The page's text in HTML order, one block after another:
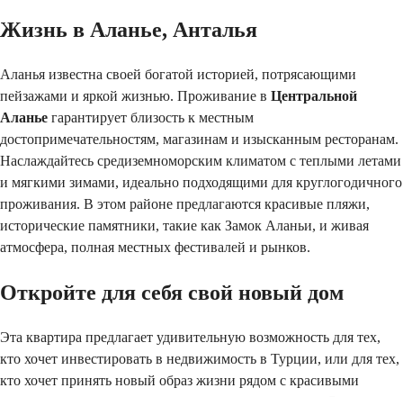
Жизнь в Аланье, Анталья
Аланья известна своей богатой историей, потрясающими
пейзажами и яркой жизнью. Проживание в Центральной
Аланье гарантирует близость к местным
достопримечательностям, магазинам и изысканным ресторанам.
Наслаждайтесь средиземноморским климатом с теплыми летами
и мягкими зимами, идеально подходящими для круглогодичного
проживания. В этом районе предлагаются красивые пляжи,
исторические памятники, такие как Замок Аланьи, и живая
атмосфера, полная местных фестивалей и рынков.
Откройте для себя свой новый дом
Эта квартира предлагает удивительную возможность для тех,
кто хочет инвестировать в недвижимость в Турции, или для тех,
кто хочет принять новый образ жизни рядом с красивыми